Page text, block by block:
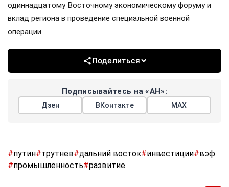
одиннадцатому Восточному экономическому форуму и
вклад региона в проведение специальной военной
операции.
Поделиться
Подписывайтесь на «АН»:
Дзен ВКонтакте МАХ
#путин#трутнев#дальний восток#инвестиции#вэф
#промышленность#развитие